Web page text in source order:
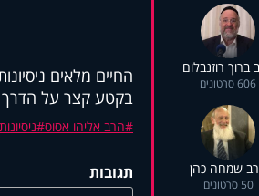
ברוך רוזנבלום
606 סרטונים
שמחה כהן
50 סרטונים
החיים מלאים
בקטע קצר על הדרך
הרב אליהו אסוס ניסיונות
תגובות